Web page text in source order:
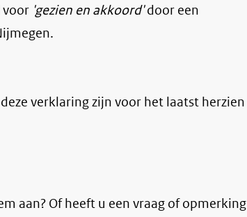
voor 'gezien en akkoord'door een
verklaring zijn voor het laatst herzien
aan? Of heeft u een vraag of opmerking